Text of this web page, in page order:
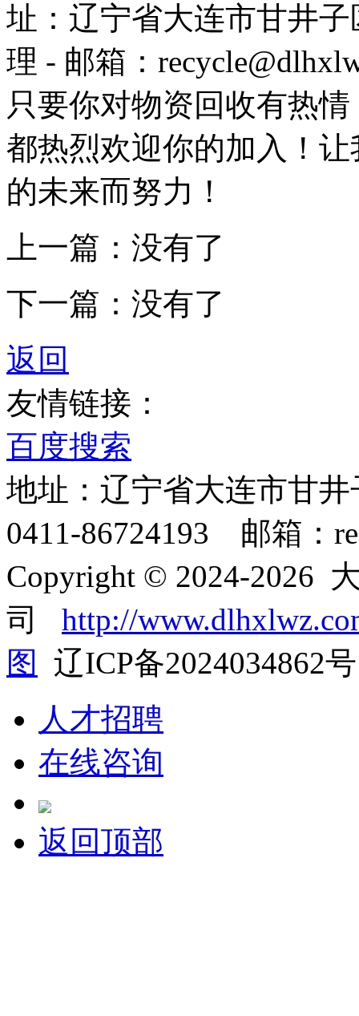
址：辽宁省大连市甘井
理 - 邮箱：
只要你对物资回收有热
都热烈欢迎你的加入！
的未来而努力！
上一篇：没有了
下一篇：没有了
返回
友情链接：
百度搜索
地址：辽宁省大连市甘
0411-86724193 邮箱：
Copyright © 2024-2026
司 http://
图
辽ICP备2024034862号
人才招聘
在线咨询
返回顶部